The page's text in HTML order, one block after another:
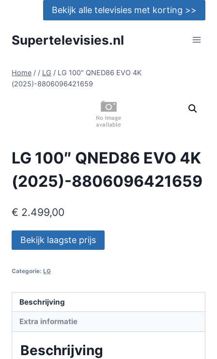
Bekijk alle televisies met korting >>
Supertelevisies.nl
Home / / LG / LG 100″ QNED86 EVO 4K
(2025)-8806096421659
LG 100″ QNED86 EVO 4K
(2025)-8806096421659
€ 2.499,00
Bekijk laagste prijs
Categorie: LG
Beschrijving
Extra informatie
Beschrijving